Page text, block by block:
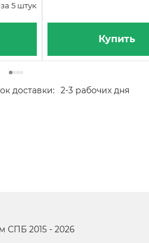
за 5 штук
Купить
доставки: 2-3 рабочих дня
СПБ 2015 - 2026